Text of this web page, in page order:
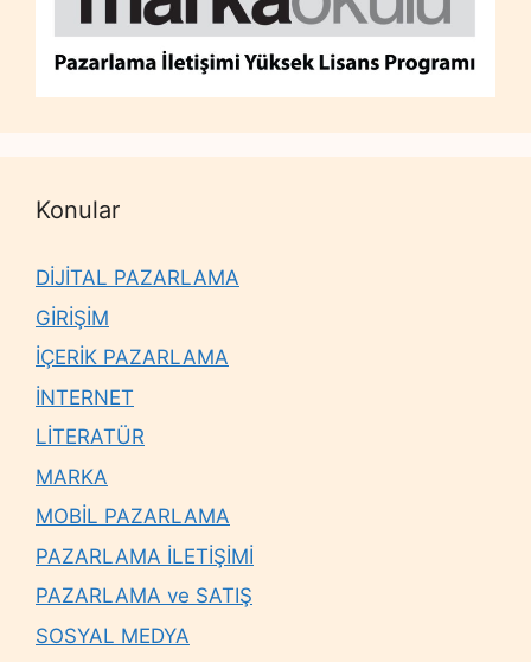
Konular
DİJİTAL PAZARLAMA
GİRİŞİM
İÇERİK PAZARLAMA
İNTERNET
LİTERATÜR
MARKA
MOBİL PAZARLAMA
PAZARLAMA İLETİŞİMİ
PAZARLAMA ve SATIŞ
SOSYAL MEDYA